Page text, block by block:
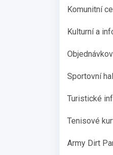
Komunitní
Kulturní a
Sportovní
Turistické
Tenisové
Army Dirt